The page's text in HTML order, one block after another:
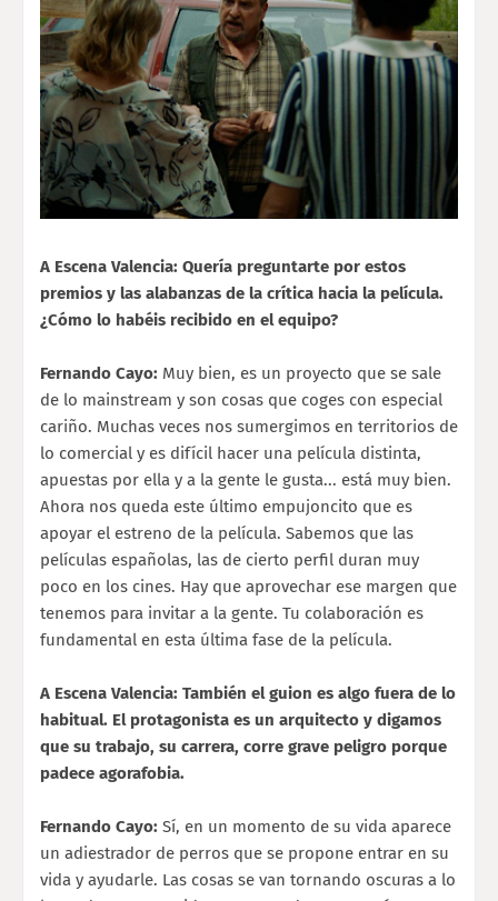
A Escena Valencia: Quería preguntarte por estos
premios y las alabanzas de la crítica hacia la película.
¿Cómo lo habéis recibido en el equipo?
Fernando Cayo: Muy bien, es un proyecto que se sale
de lo mainstream y son cosas que coges con especial
cariño. Muchas veces nos sumergimos en territorios de
lo comercial y es difícil hacer una película distinta,
apuestas por ella y a la gente le gusta... está muy bien.
Ahora nos queda este último empujoncito que es
apoyar el estreno de la película. Sabemos que las
películas españolas, las de cierto perfil duran muy
poco en los cines. Hay que aprovechar ese margen que
tenemos para invitar a la gente. Tu colaboración es
fundamental en esta última fase de la película.
A Escena Valencia: También el guion es algo fuera de lo
habitual. El protagonista es un arquitecto y digamos
que su trabajo, su carrera, corre grave peligro porque
padece agorafobia.
Fernando Cayo: Sí, en un momento de su vida aparece
un adiestrador de perros que se propone entrar en su
vida y ayudarle. Las cosas se van tornando oscuras a lo